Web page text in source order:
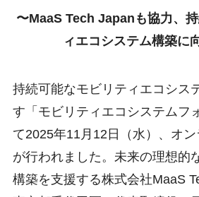
〜MaaS Tech Japanも協力、
ィエコシステム構築に
持続可能なモビリティエコシス
す「モビリティエコシステムフ
て2025年11月12日（水）、オ
が行われました。未来の理想的
構築を支援する株式会社MaaS